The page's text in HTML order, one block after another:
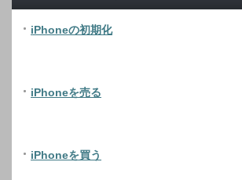
iPhoneの初期化
iPhoneを売る
iPhoneを買う